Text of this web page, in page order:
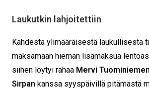
Laukutkin lahjoitettiin
Kahdesta ylimääräisestä laukullisesta
maksamaan hieman lisämaksua
siihen löytyi rahaa Mervi Tuominiemen
Sirpan kanssa syyspäivillä pitämästä